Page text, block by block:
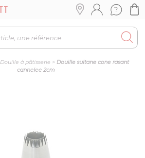
Douille à pâtisserie > Douille sultane cone rasant
cannelee 2cm